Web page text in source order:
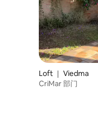
Loft ｜ Viedma
CriMar 部门